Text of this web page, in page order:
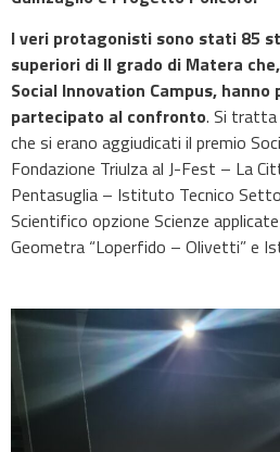
I veri protagonisti sono stati 85
superiori di II grado di Matera
Social Innovation Campus, hanno
partecipato al confronto. Si tratta
che si erano aggiudicati il premio
Fondazione Triulza al J-Fest – La
Pentasuglia – Istituto Tecnico
Scientifico opzione Scienze
Geometra “Loperfido – Olivetti” e